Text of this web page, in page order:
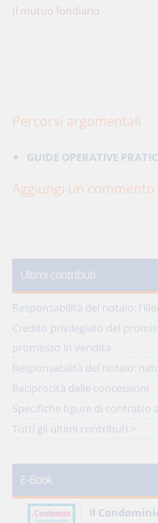
Il mutuo fondiario
Percorsi argomentali
GUIDE OPERATIVE
Aggiungi un commento
Ultimi contributi
Responsabilità del notaio:
Credito privilegiato del
promesso in vendita
Responsabilità del notaio:
Reciprocità delle concessioni
Specifiche figure di contratto
Tutti gli ultimi contributi >
E-Book
Il